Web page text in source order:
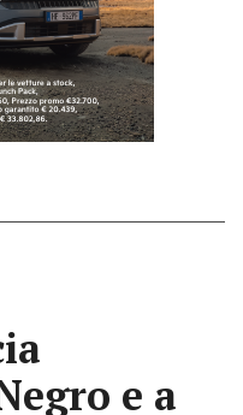
e a